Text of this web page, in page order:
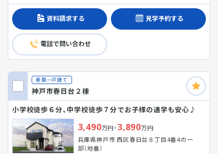
資料請求する 見学予約する
電話で問い合わせ
新築一戸建て
神戸市春日台２棟
小学校徒歩６分、中学校徒歩７分でお子様の通学も安心♪
3,490万円・3,890万円
兵庫県神戸市 西区春日台８丁目4番4の一
部（地番）